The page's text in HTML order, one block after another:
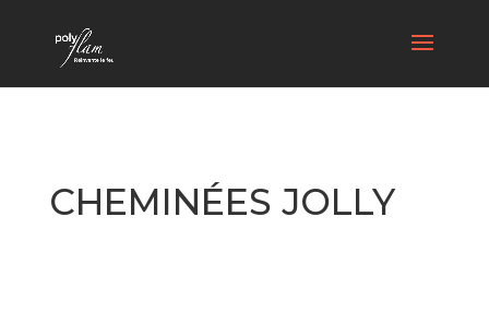
CHEMINÉES JOLLY